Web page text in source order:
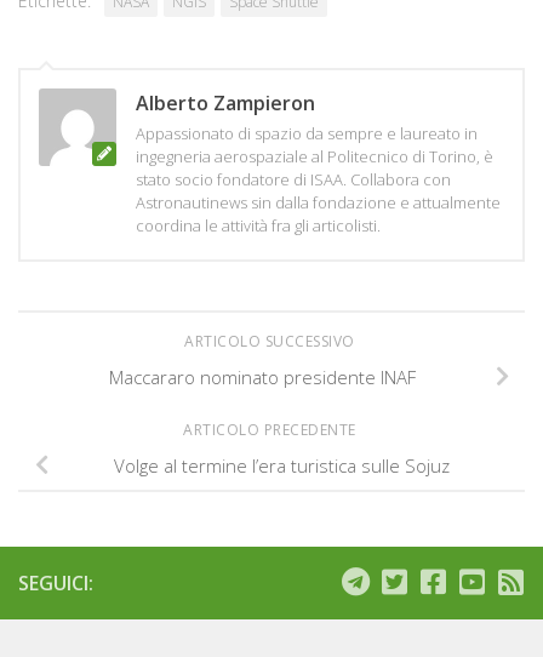
Alberto Zampieron
Appassionato di spazio da sempre e laureato in
ingegneria aerospaziale al Politecnico di Torino, è
stato socio fondatore di ISAA. Collabora con
Astronautinews sin dalla fondazione e attualmente
coordina le attività fra gli articolisti.
ARTICOLO SUCCESSIVO
Maccararo nominato presidente INAF
ARTICOLO PRECEDENTE
Volge al termine l’era turistica sulle Sojuz
SEGUICI: